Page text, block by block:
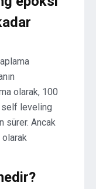
olarak, 100
self leveling
sürer. Ancak
olarak